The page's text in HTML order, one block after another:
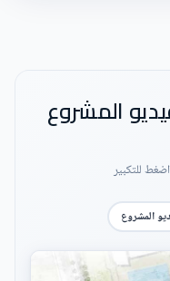
المشروع
للتكبير
المشروع